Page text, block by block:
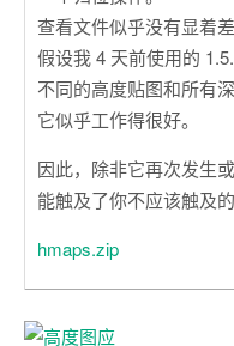
查看文件似乎没有显着
假设我 4 天前使用的
不同的高度贴图和所有
它似乎工作得很好。
因此，除非它再次发生
能触及了你不应该触及的
hmaps.zip